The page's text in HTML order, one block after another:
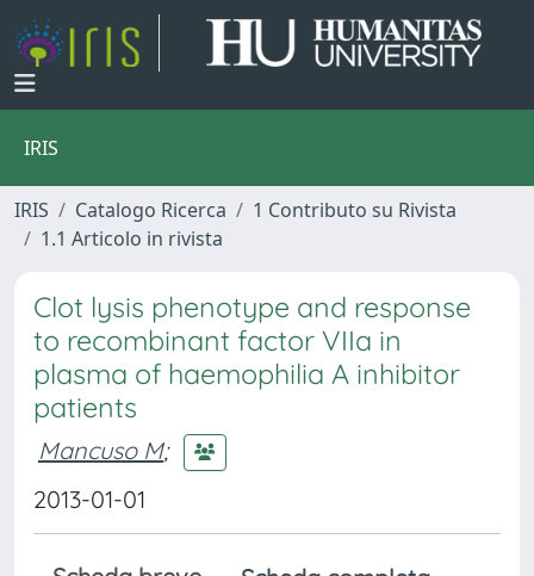
IRIS
IRIS Catalogo Ricerca
1 Contributo su Rivista
1.1 Articolo in rivista
Clot lysis phenotype and response
to recombinant factor VIIa in
plasma of haemophilia A inhibitor
patients
Mancuso M;
2013-01-01